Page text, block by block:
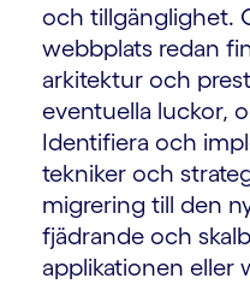
och tillgänglighet.
webbplats redan
arkitektur och
eventuella luckor,
Identifiera och
tekniker och
migrering till den
fjädrande och
applikationen eller